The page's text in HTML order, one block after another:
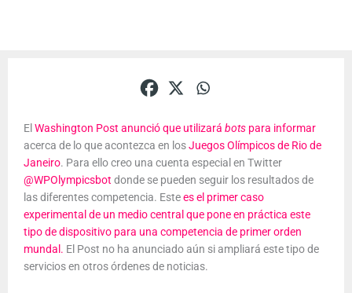
El Washington Post anunció que utilizará bots para informar
acerca de lo que acontezca en losJuegos Olímpicos de Rio de
Janeiro. Para ello creo una cuenta especial en Twitter
@WPOlympicsbot donde se pueden seguir los resultados de
las diferentes competencia. Estees el primer caso
experimental de un medio central que pone en práctica este
tipo de dispositivo para una competencia de primer orden
mundal. El Post no ha anunciado aún si ampliará este tipo de
servicios en otros órdenes de noticias.